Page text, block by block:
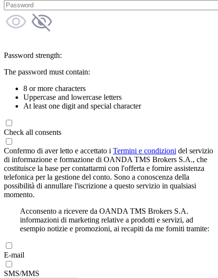
Password strength:
The password must contain:
8 or more characters
Uppercase and lowercase letters
At least one digit and special character
Check all consents
Confermo di aver letto e accettato i Termini e condizioni del servizio
di informazione e formazione di OANDA TMS Brokers S.A., che
costituisce la base per contattarmi con l'offerta e fornire assistenza
telefonica per la gestione del conto. Sono a conoscenza della
possibilità di annullare l'iscrizione a questo servizio in qualsiasi
momento.
Acconsento a ricevere da OANDA TMS Brokers S.A.
informazioni di marketing relative a prodotti e servizi, ad
esempio notizie e promozioni, ai recapiti da me forniti tramite:
E-mail
SMS/MMS